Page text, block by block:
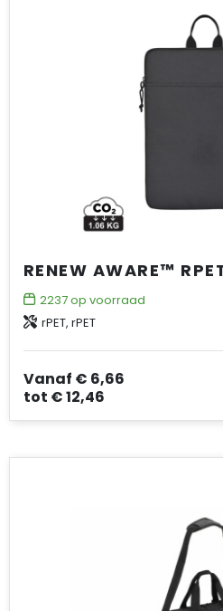
2237op voorraad
rPET, rPET
Vanaf € 6,66
tot € 12,46